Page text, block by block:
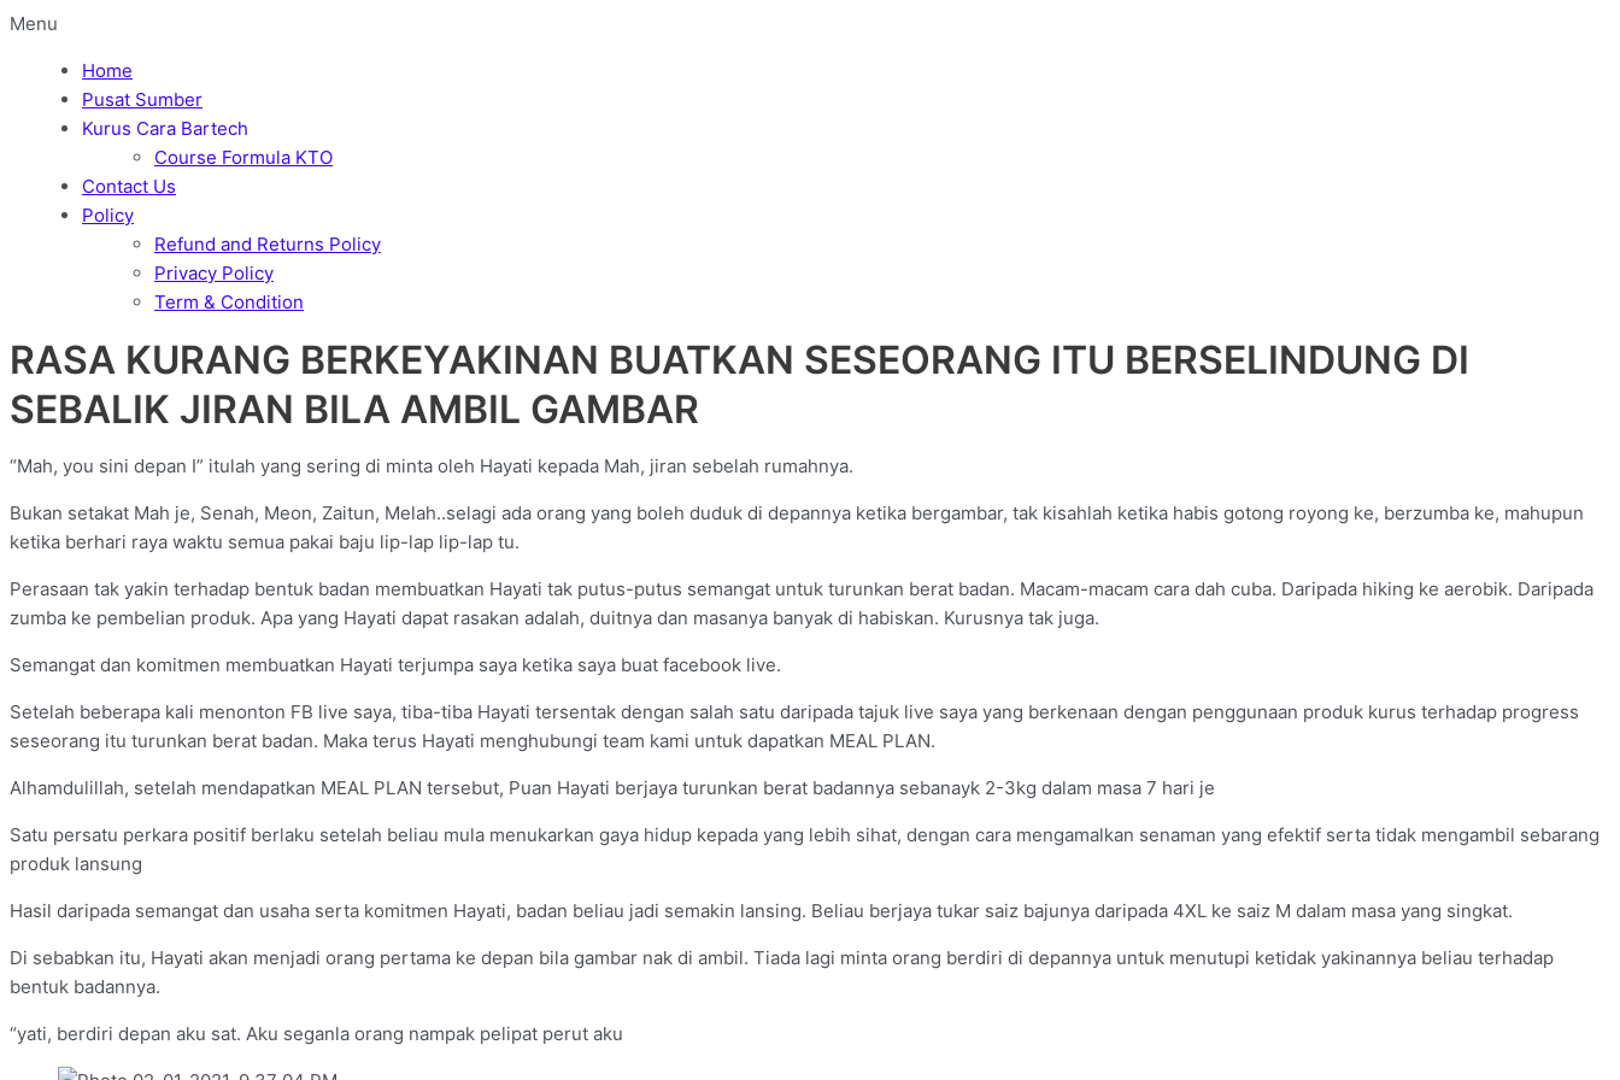
Menu
Home
Pusat Sumber
Kurus Cara Bartech
Course Formula KTO
Contact Us
Policy
Refund and Returns Policy
Privacy Policy
Term & Condition
RASA KURANG BERKEYAKINAN BUATKAN SESEORANG ITU BERSELINDUNG DI
SEBALIK JIRAN BILA AMBIL GAMBAR
“Mah, you sini depan I” itulah yang sering di minta oleh Hayati kepada Mah, jiran sebelah rumahnya.
Bukan setakat Mah je, Senah, Meon, Zaitun, Melah..selagi ada orang yang boleh duduk di depannya ketika bergambar, tak kisahlah ketika habis gotong royong ke, berzumba ke, mahupun
ketika berhari raya waktu semua pakai baju lip-lap lip-lap tu.
Perasaan tak yakin terhadap bentuk badan membuatkan Hayati tak putus-putus semangat untuk turunkan berat badan. Macam-macam cara dah cuba. Daripada hiking ke aerobik. Daripada
zumba ke pembelian produk. Apa yang Hayati dapat rasakan adalah, duitnya dan masanya banyak di habiskan. Kurusnya tak juga.
Semangat dan komitmen membuatkan Hayati terjumpa saya ketika saya buat facebook live.
Setelah beberapa kali menonton FB live saya, tiba-tiba Hayati tersentak dengan salah satu daripada tajuk live saya yang berkenaan dengan penggunaan produk kurus terhadap progress
seseorang itu turunkan berat badan. Maka terus Hayati menghubungi team kami untuk dapatkan MEAL PLAN.
Alhamdulillah, setelah mendapatkan MEAL PLAN tersebut, Puan Hayati berjaya turunkan berat badannya sebanayk 2-3kg dalam masa 7 hari je
Satu persatu perkara positif berlaku setelah beliau mula menukarkan gaya hidup kepada yang lebih sihat, dengan cara mengamalkan senaman yang efektif serta tidak mengambil sebarang
produk lansung
Hasil daripada semangat dan usaha serta komitmen Hayati, badan beliau jadi semakin lansing. Beliau berjaya tukar saiz bajunya daripada 4XL ke saiz M dalam masa yang singkat.
Di sebabkan itu, Hayati akan menjadi orang pertama ke depan bila gambar nak di ambil. Tiada lagi minta orang berdiri di depannya untuk menutupi ketidak yakinannya beliau terhadap
bentuk badannya.
“yati, berdiri depan aku sat. Aku seganla orang nampak pelipat perut aku